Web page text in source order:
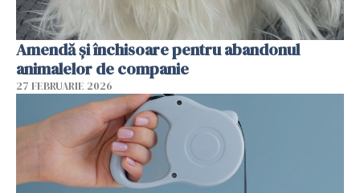
Amendă și închisoare pentru abandonul
animalelor de companie
27 FEBRUARIE 2026